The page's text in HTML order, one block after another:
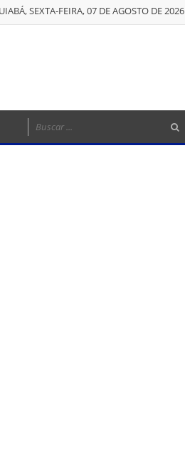
SEXTA-FEIRA, 07 DE AGOSTO DE 2026